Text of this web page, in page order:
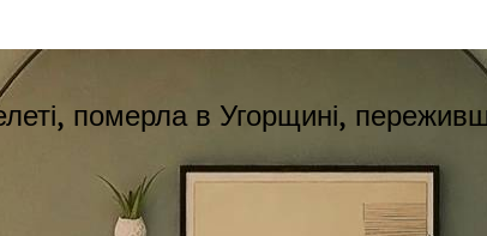
померла в Угорщині,